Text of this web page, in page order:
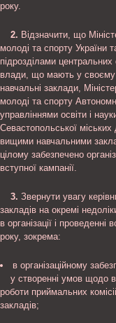
року.
2. Відзначити, що
молоді та спорту України
підрозділами центральних
влади, що мають у своєму
навчальні заклади,
молоді та спорту
управліннями освіти і
Севастопольської міських
вищими навчальними
цілому забезпечено
вступної кампанії.
3. Звернути увагу
закладів на окремі
в організації і проведенні
року, зокрема:
в організаційному
у створенні умов щодо
роботи приймальних
закладів;